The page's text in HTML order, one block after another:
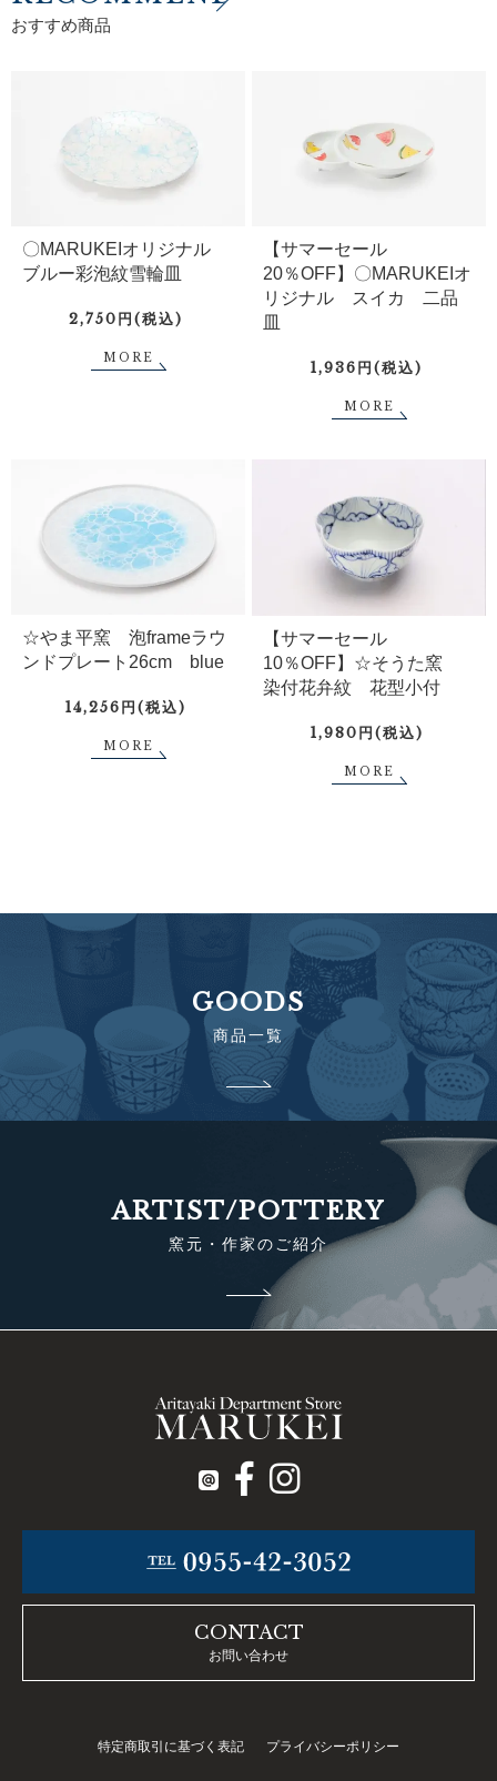
おすすめ商品
〇MARUKEIオリジナル
ブルー彩泡紋雪輪皿
2,750円(税込)
MORE
【サマーセール
20％OFF】〇MARUKEIオ
リジナル スイカ 二品
皿
1,936円(税込)
MORE
☆やま平窯 泡frameラウ
ンドプレート26cm blue
14,256円(税込)
MORE
【サマーセール
10％OFF】☆そうた窯
染付花弁紋 花型小付
1,980円(税込)
MORE
GOODS
商品一覧
ARTIST/POTTERY
窯元・作家のご紹介
CONTACT
お問い合わせ
特定商取引に基づく表記 プライバシーポリシー